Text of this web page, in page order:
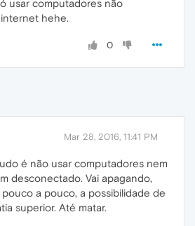
usar computadores não
hehe.
0
Mar 28, 2016, 11:41 PM
é não usar computadores nem
desconectado. Vai apagando,
a pouco, a possibilidade de
superior. Até matar.